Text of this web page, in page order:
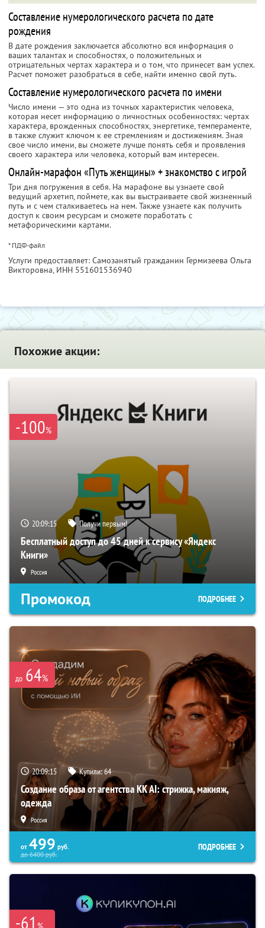
Составление нумерологического расчета по дате
рождения
В дате рождения заключается абсолютно вся информация о
ваших талантах и способностях, о положительных и
отрицательных чертах характера и о том, что принесет вам успех.
Расчет поможет разобраться в себе, найти именно свой путь.
Составление нумерологического расчета по имени
Число имени — это одна из точных характеристик человека,
которая несет информацию о личностных особенностях: чертах
характера, врожденных способностях, энергетике, темпераменте,
в также служит ключом к ее стремлениям и достижениям. Зная
свое число имени, вы сможете лучше понять себя и проявления
своего характера или человека, который вам интересен.
Онлайн-марафон «Путь женщины» + знакомство с игрой
Три дня погружения в себя. На марафоне вы узнаете свой
ведущий архетип, поймете, как вы выстраиваете свой жизненный
путь и с чем сталкиваетесь на нем. Также узнаете как получить
доступ к своим ресурсам и сможете поработать с
метафорическими картами.
* ПДФ-файл
Услуги предоставляет: Самозанятый гражданин Гермизеева Ольга
Викторовна, ИНН 551601536940
Похожие акции:
-100%
20:09:14 Получи первым!
Бесплатный доступ до 45 дней к сервису «Яндекс
Книги»
Россия
Промокод ПОДРОБНЕЕ
до 64%
20:09:14 Купили:64
Создание образа от агентства KK AI: стрижка, макияж,
одежда
Россия
от 499 руб.
до6400руб.
ПОДРОБНЕЕ
-61